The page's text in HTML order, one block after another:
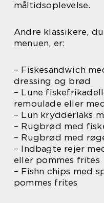
måltidsoplevelse.
Andre klassikere,
menuen, er:
– Fiskesandwich
dressing og brød
– Lune
remoulade eller
– Lun krydderlaks
– Rugbrød med
– Rugbrød med
– Indbagte rejer
eller pommes frites
– Fishn chips med
pommes frites